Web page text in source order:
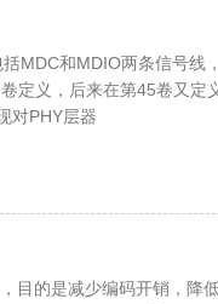
MDC和MDIO两条信号线
定义，后来在第45卷又定
对PHY层器
的是减少编码开销，降